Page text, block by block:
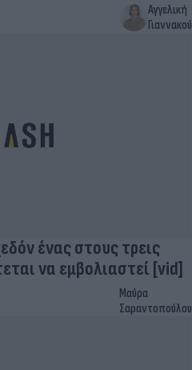
Αγγελική
Γιαννακού
ένας στους τρεις
να εμβολιαστεί [vid]
Μαύρα
Σαραντοπούλου